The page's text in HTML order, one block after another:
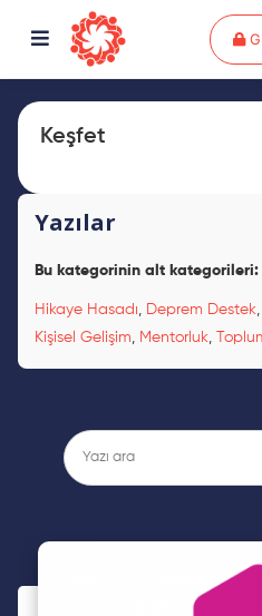
Keşfet
Yazılar
Bu kategorinin alt kategorileri:
Hikaye Hasadı, Deprem Destek,
Kişisel Gelişim, Mentorluk,